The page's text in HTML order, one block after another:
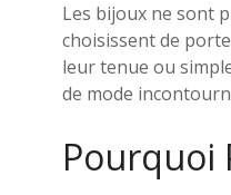
Les bijoux ne sont
choisissent de
leur tenue ou
de mode
Pourquoi